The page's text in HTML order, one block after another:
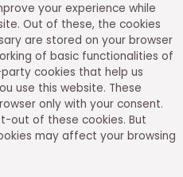
your experience while
Out of these, the cookies
are stored on your browser
of basic functionalities of
cookies that help us
use this website. These
only with your consent.
out of these cookies. But
may affect your browsing